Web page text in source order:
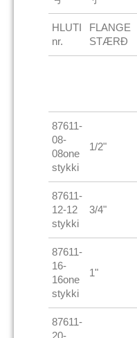
HLUTI
nr.
FLANGE
STÆRÐ
87611-
08-
08one
stykki
1/2"
87611-
12-12
stykki
3/4"
87611-
16-
16one
stykki
1"
87611-
20-